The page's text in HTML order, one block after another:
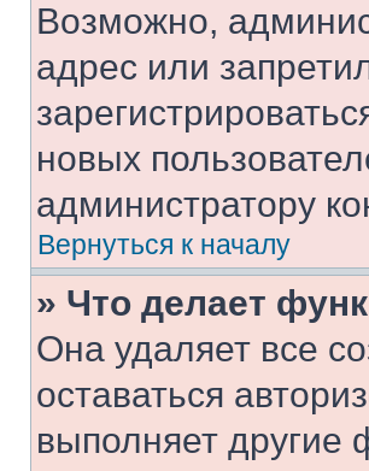
Возможно,
адрес или
новых
администратору
Вернуться к началу
» Что делает
Она удаляет все
оставаться
выполняет другие